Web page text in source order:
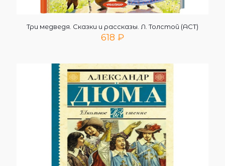
Три медведя. Сказки и рассказы. Л. Толстой (АСТ)
618 ₽